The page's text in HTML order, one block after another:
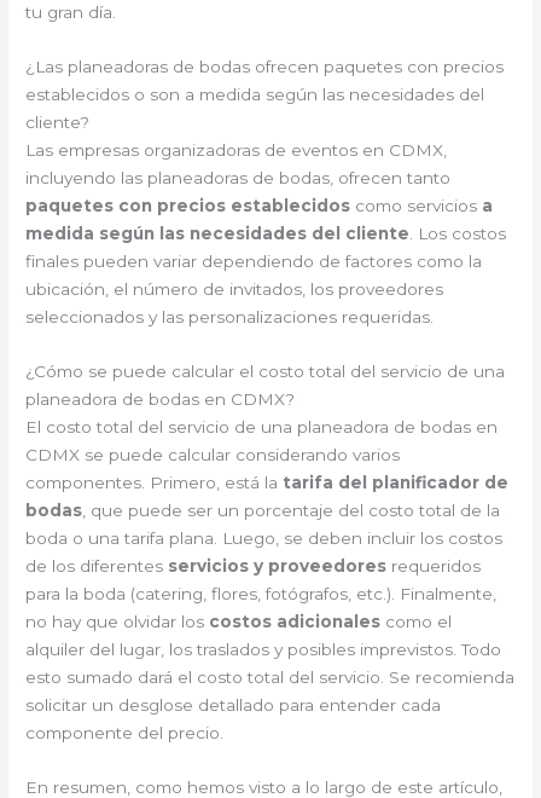
tu gran día.
¿Las planeadoras de bodas ofrecen paquetes con precios
establecidos o son a medida según las necesidades del
cliente?
Las empresas organizadoras de eventos en CDMX,
incluyendo las planeadoras de bodas, ofrecen tanto
paquetes con precios establecidos como servicios a
medida según las necesidades del cliente . Los costos
finales pueden variar dependiendo de factores como la
ubicación, el número de invitados, los proveedores
seleccionados y las personalizaciones requeridas.
¿Cómo se puede calcular el costo total del servicio de una
planeadora de bodas en CDMX?
El costo total del servicio de una planeadora de bodas en
CDMX se puede calcular considerando varios
componentes. Primero, está la tarifa del planificador de
bodas , que puede ser un porcentaje del costo total de la
boda o una tarifa plana. Luego, se deben incluir los costos
de los diferentes servicios y proveedores requeridos
para la boda (catering, flores, fotógrafos, etc.). Finalmente,
no hay que olvidar los costos adicionales como el
alquiler del lugar, los traslados y posibles imprevistos. Todo
esto sumado dará el costo total del servicio. Se recomienda
solicitar un desglose detallado para entender cada
componente del precio.
En resumen, como hemos visto a lo largo de este artículo,